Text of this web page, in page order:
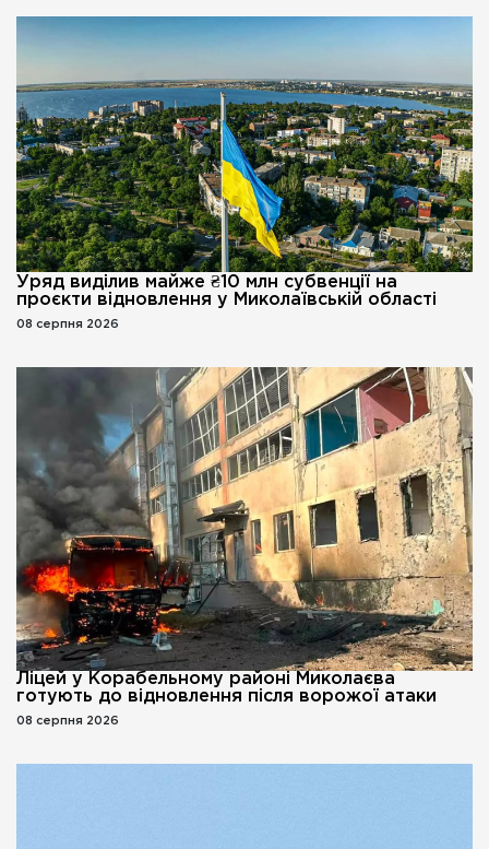
Уряд виділив майже ₴10 млн субвенції на
проєкти відновлення у Миколаївській області
08 серпня 2026
Ліцей у Корабельному районі Миколаєва
готують до відновлення після ворожої атаки
08 серпня 2026